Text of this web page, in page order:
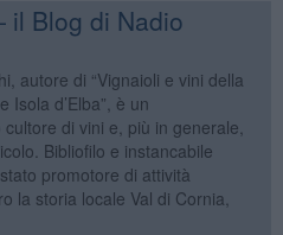
il Blog di Nadio
autore di “Vignaioli e vini della
Isola d’Elba”, è un
di vini e, più in generale,
Bibliofilo e instancabile
promotore di attività
la storia locale Val di Cornia,